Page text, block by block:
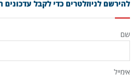
להירשם לניוזלטרים כדי לקבל עדכונים
שם
אימייל